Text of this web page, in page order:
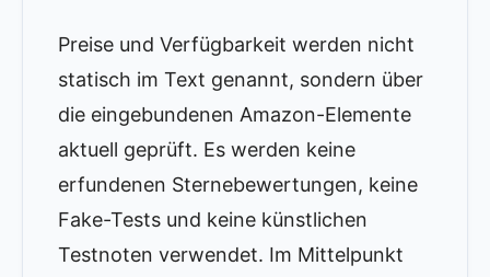
Preise und Verfügbarkeit werden nicht
statisch im Text genannt, sondern über
die eingebundenen Amazon-Elemente
aktuell geprüft. Es werden keine
erfundenen Sternebewertungen, keine
Fake-Tests und keine künstlichen
Testnoten verwendet. Im Mittelpunkt